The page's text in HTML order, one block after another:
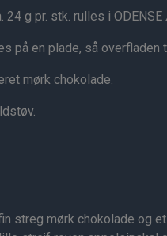
24 g pr. stk. rulles i
på en plade, så overfladen
mørk chokolade.
streg mørk chokolade og